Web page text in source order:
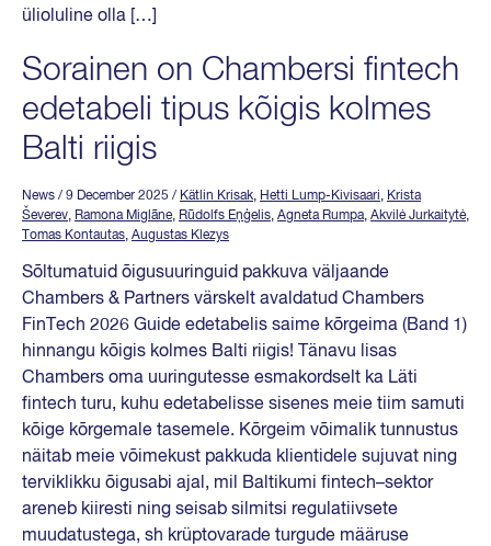
ülioluline olla […]
Sorainen on Chambersi fintech
edetabeli tipus kõigis kolmes
Balti riigis
News / 9 December 2025 / Kätlin Krisak, Hetti Lump-Kivisaari, Krista
Ševerev, Ramona Miglāne, Rūdolfs Eņģelis, Agneta Rumpa, Akvilė Jurkaitytė,
Tomas Kontautas, Augustas Klezys
Sõltumatuid õigusuuringuid pakkuva väljaande
Chambers & Partners värskelt avaldatud Chambers
FinTech 2026 Guide edetabelis saime kõrgeima (Band 1)
hinnangu kõigis kolmes Balti riigis! Tänavu lisas
Chambers oma uuringutesse esmakordselt ka Läti
fintech turu, kuhu edetabelisse sisenes meie tiim samuti
kõige kõrgemale tasemele. Kõrgeim võimalik tunnustus
näitab meie võimekust pakkuda klientidele sujuvat ning
terviklikku õigusabi ajal, mil Baltikumi fintech–sektor
areneb kiiresti ning seisab silmitsi regulatiivsete
muudatustega, sh krüptovarade turgude määruse